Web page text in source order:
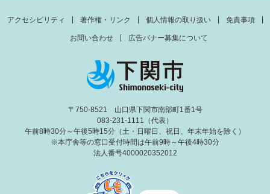
アクセシビリティ 著作権・リンク 個人情報の取り扱い 免責事項
お問い合わせ 広告バナー募集について
〒750-8521 山口県下関市南部町1番1号
083-231-1111（代表）
午前8時30分～午後5時15分（土・日曜日、祝日、年末年始を除く）
※本庁舎等の窓口受付時間は午前9時～午後4時30分
法人番号4000020352012